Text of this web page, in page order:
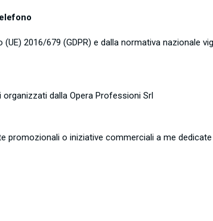
2016/679 (GDPR) e dalla normativa nazionale
dalla Opera Professioni Srl
promozionali o iniziative commerciali a me dedicate